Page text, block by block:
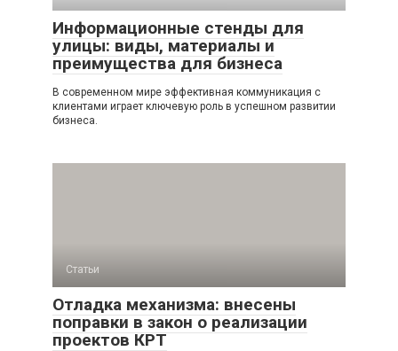
Информационные стенды для
улицы: виды, материалы и
преимущества для бизнеса
В современном мире эффективная коммуникация с
клиентами играет ключевую роль в успешном развитии
бизнеса.
Статьи
Отладка механизма: внесены
поправки в закон о реализации
проектов КРТ